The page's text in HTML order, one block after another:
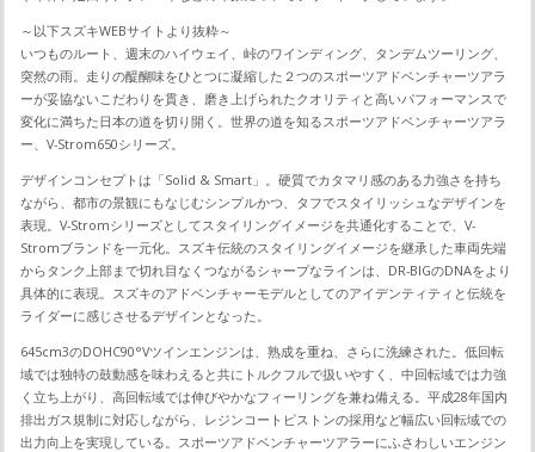
～以下スズキWEBサイトより抜粋～
いつものルート、週末のハイウェイ、峠のワインディング、タンデムツーリング、
突然の雨。走りの醍醐味をひとつに凝縮した２つのスポーツアドベンチャーツアラ
ーが妥協ないこだわりを貫き、磨き上げられたクオリティと高いパフォーマンスで
変化に満ちた日本の道を切り開く。世界の道を知るスポーツアドベンチャーツアラ
ー、V-Strom650シリーズ。
デザインコンセプトは「Solid & Smart」。硬質でカタマリ感のある力強さを持ち
ながら、都市の景観にもなじむシンプルかつ、タフでスタイリッシュなデザインを
表現。V-Stromシリーズとしてスタイリングイメージを共通化することで、V-
Stromブランドを一元化。スズキ伝統のスタイリングイメージを継承した車両先端
からタンク上部まで切れ目なくつながるシャープなラインは、DR-BIGのDNAをより
具体的に表現。スズキのアドベンチャーモデルとしてのアイデンティティと伝統を
ライダーに感じさせるデザインとなった。
645cm3のDOHC90°Vツインエンジンは、熟成を重ね、さらに洗練された。低回転
域では独特の鼓動感を味わえると共にトルクフルで扱いやすく、中回転域では力強
く立ち上がり、高回転域では伸びやかなフィーリングを兼ね備える。平成28年国内
排出ガス規制に対応しながら、レジンコートピストンの採用など幅広い回転域での
出力向上を実現している。スポーツアドベンチャーツアラーにふさわしいエンジン